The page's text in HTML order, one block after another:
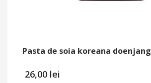
Pasta de soia koreana doenjang
26,00 lei